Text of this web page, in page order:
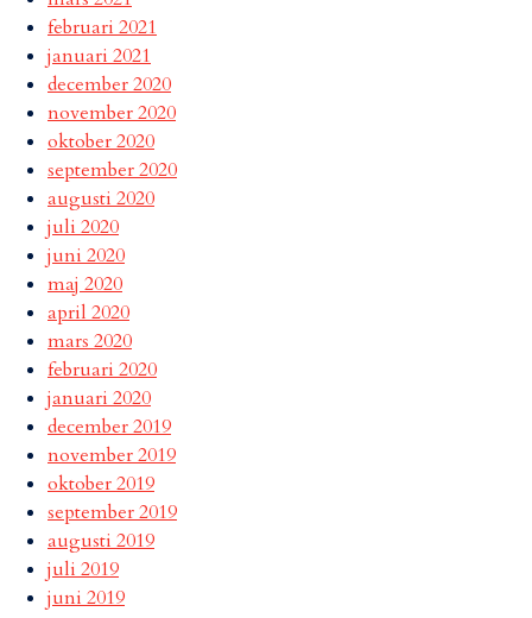
februari 2021
januari 2021
december 2020
november 2020
oktober 2020
september 2020
augusti 2020
juli 2020
juni 2020
maj 2020
april 2020
mars 2020
februari 2020
januari 2020
december 2019
november 2019
oktober 2019
september 2019
augusti 2019
juli 2019
juni 2019